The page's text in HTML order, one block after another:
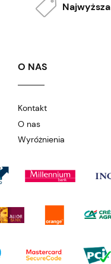
Najwyższa
O NAS
Kontakt
O nas
Wyróżnienia